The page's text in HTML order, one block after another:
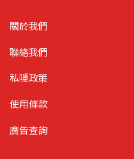
關於我們
聯絡我們
私隱政策
使用條款
廣告查詢